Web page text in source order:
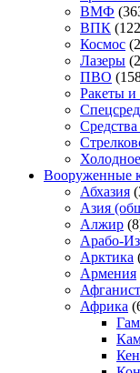
ВМФ
ВПК
Космос
Лазеры
ПВО
Ракеты и
Средства
Вооруженные
Абхазия
Азия
Алжир
Арабо-
Арктика
Армения
Африка